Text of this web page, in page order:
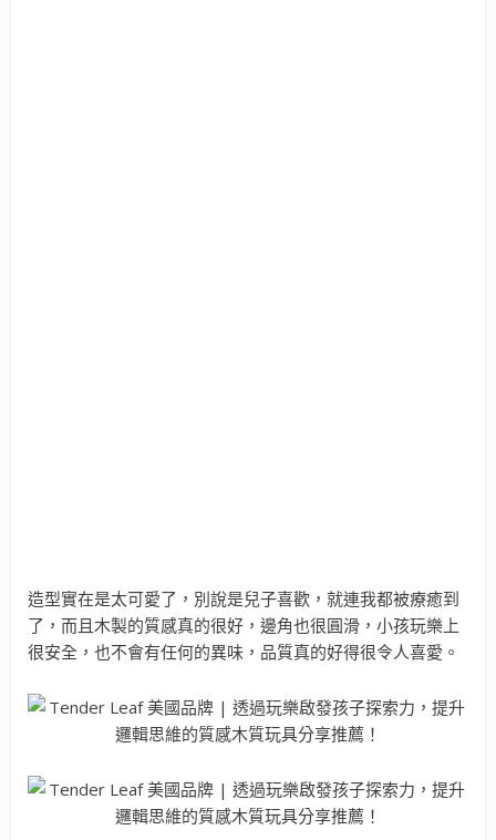
造型實在是太可愛了，別說是兒子喜歡，就連我都被療癒到
了，而且木製的質感真的很好，邊角也很圓滑，小孩玩樂上
很安全，也不會有任何的異味，品質真的好得很令人喜愛。